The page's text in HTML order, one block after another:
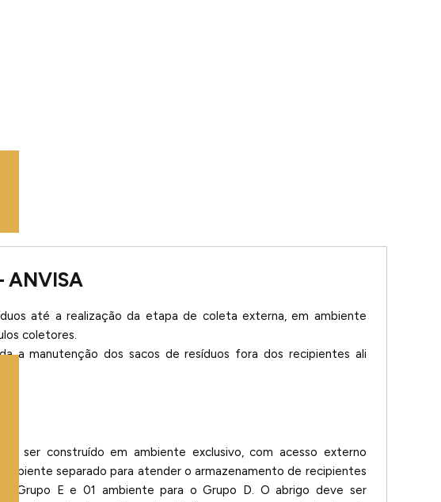
ANVISA
até a realização da etapa de coleta externa, em ambiente
coletores.
a manutenção dos sacos de resíduos fora dos recipientes ali
ser construído em ambiente exclusivo, com acesso externo
separado para atender o armazenamento de recipientes
Grupo E e 01 ambiente para o Grupo D. O abrigo deve ser